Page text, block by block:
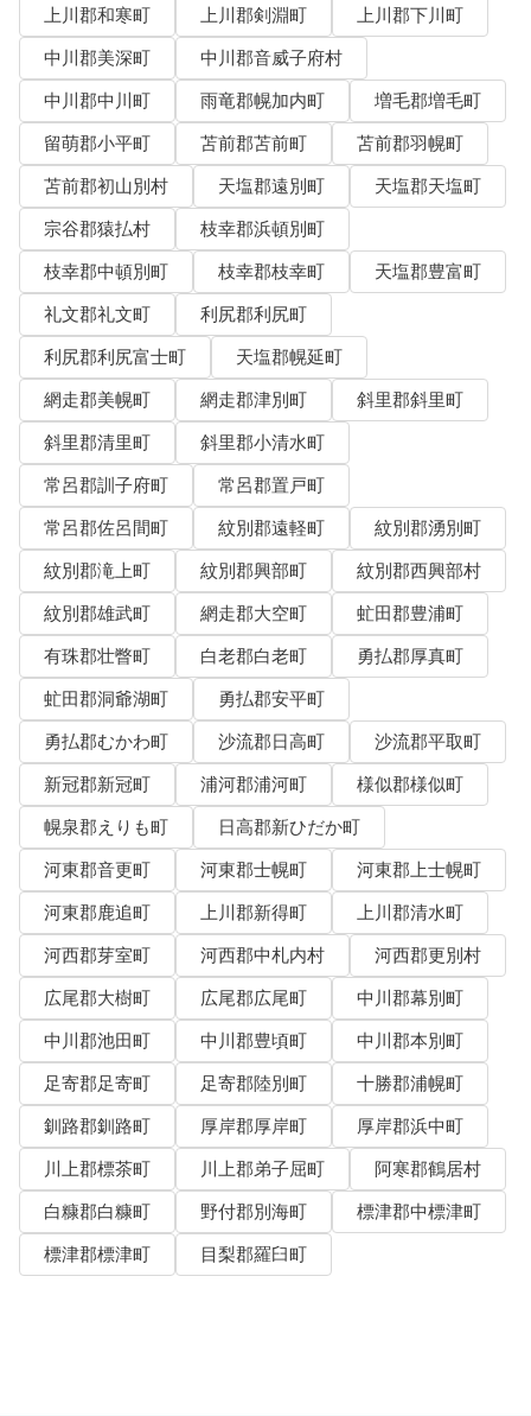
上川郡和寒町
上川郡剣淵町
上川郡下川町
中川郡美深町
中川郡音威子府村
中川郡中川町
雨竜郡幌加内町
増毛郡増毛町
留萌郡小平町
苫前郡苫前町
苫前郡羽幌町
苫前郡初山別村
天塩郡遠別町
天塩郡天塩町
宗谷郡猿払村
枝幸郡浜頓別町
枝幸郡中頓別町
枝幸郡枝幸町
天塩郡豊富町
礼文郡礼文町
利尻郡利尻町
利尻郡利尻富士町
天塩郡幌延町
網走郡美幌町
網走郡津別町
斜里郡斜里町
斜里郡清里町
斜里郡小清水町
常呂郡訓子府町
常呂郡置戸町
常呂郡佐呂間町
紋別郡遠軽町
紋別郡湧別町
紋別郡滝上町
紋別郡興部町
紋別郡西興部村
紋別郡雄武町
網走郡大空町
虻田郡豊浦町
有珠郡壮瞥町
白老郡白老町
勇払郡厚真町
虻田郡洞爺湖町
勇払郡安平町
勇払郡むかわ町
沙流郡日高町
沙流郡平取町
新冠郡新冠町
浦河郡浦河町
様似郡様似町
幌泉郡えりも町
日高郡新ひだか町
河東郡音更町
河東郡士幌町
河東郡上士幌町
河東郡鹿追町
上川郡新得町
上川郡清水町
河西郡芽室町
河西郡中札内村
河西郡更別村
広尾郡大樹町
広尾郡広尾町
中川郡幕別町
中川郡池田町
中川郡豊頃町
中川郡本別町
足寄郡足寄町
足寄郡陸別町
十勝郡浦幌町
釧路郡釧路町
厚岸郡厚岸町
厚岸郡浜中町
川上郡標茶町
川上郡弟子屈町
阿寒郡鶴居村
白糠郡白糠町
野付郡別海町
標津郡中標津町
標津郡標津町
目梨郡羅臼町